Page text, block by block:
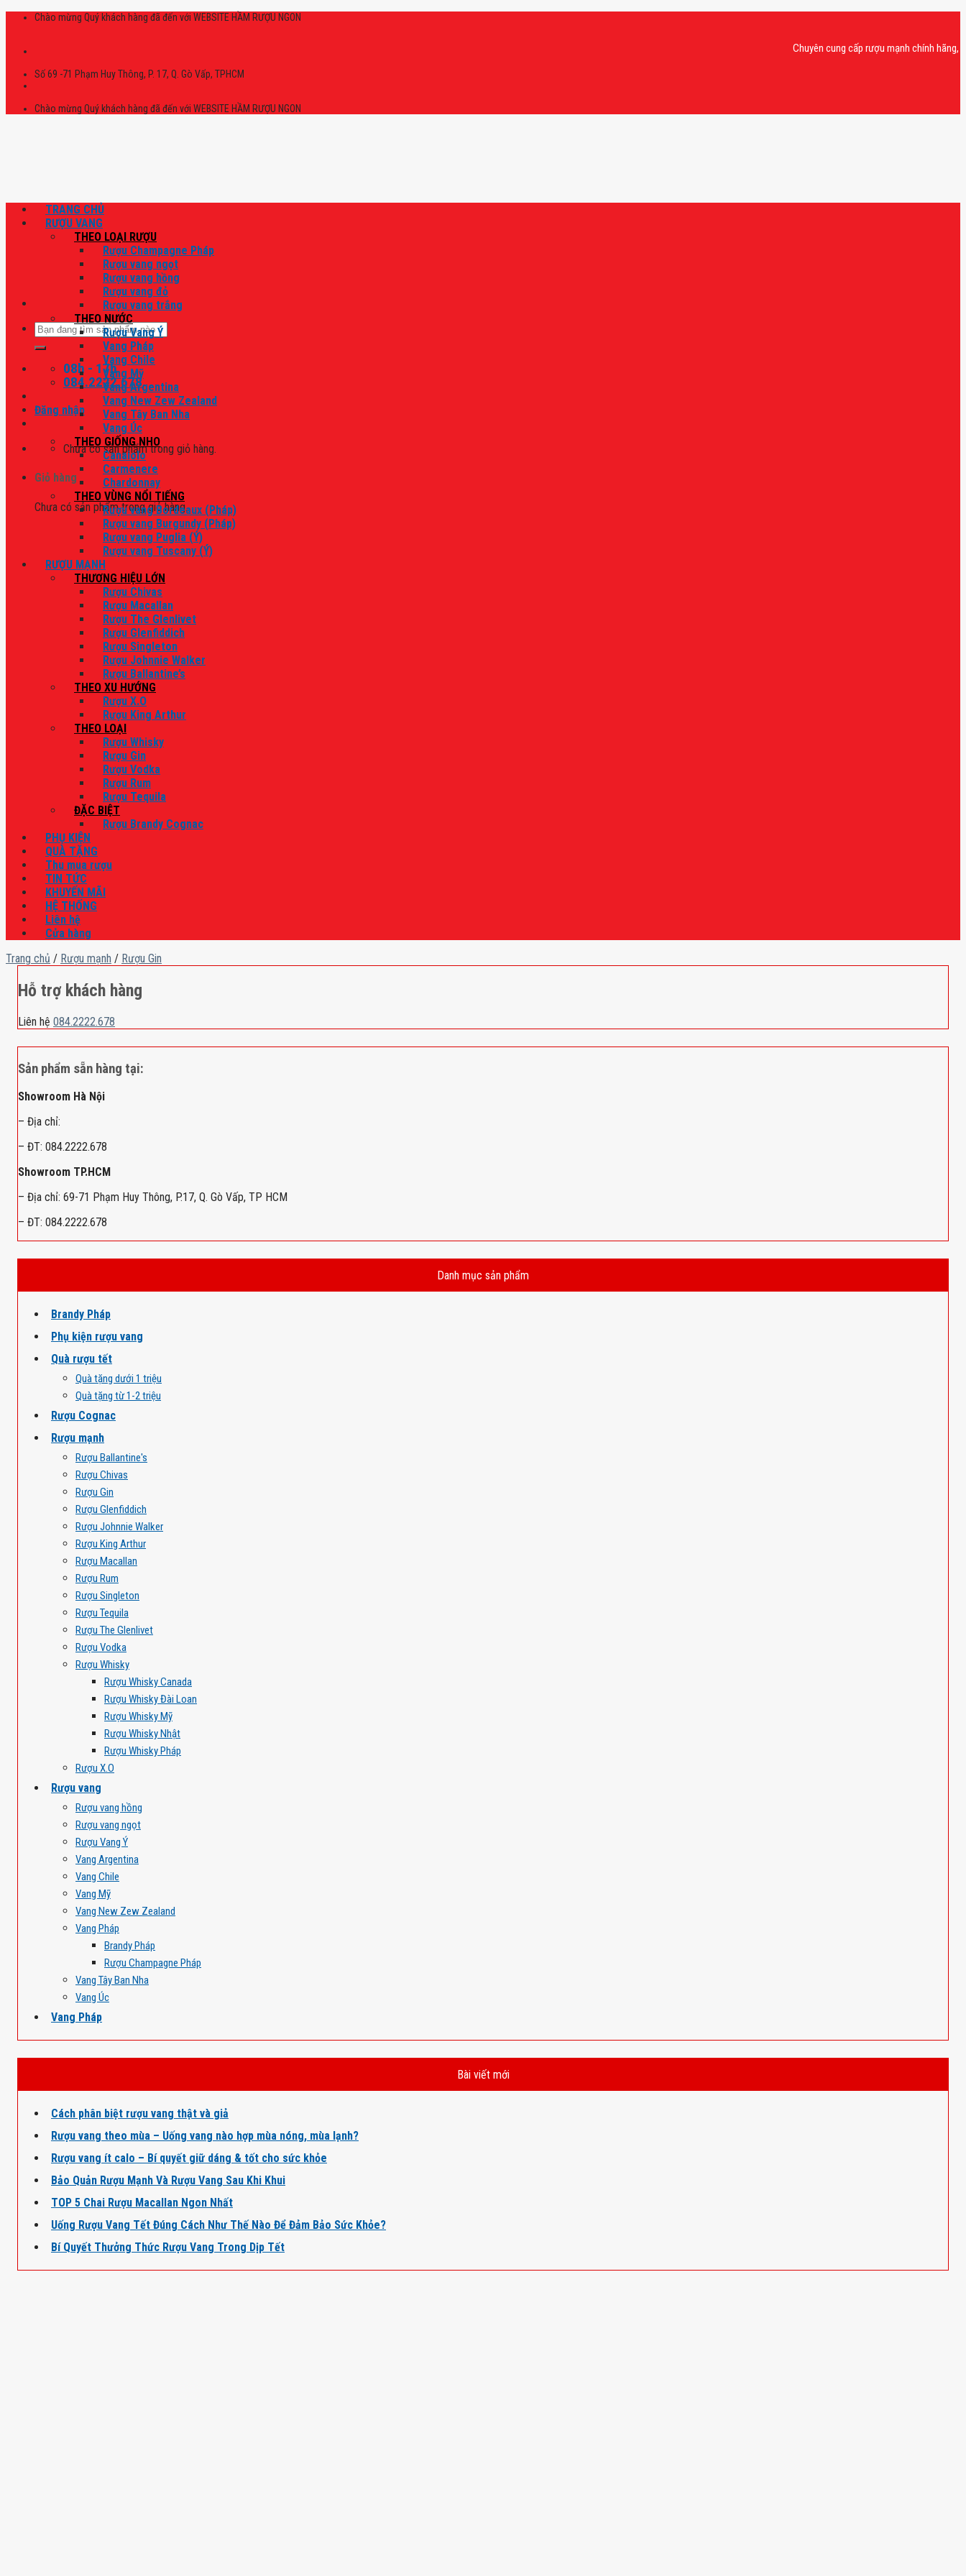
Skip
Chào mừng Quý khách hàng đã đến với WEBSITE HẦM RƯỢU NGON
Chuyên cung cấp rượu mạnh chính hãng, rượu
Số 69 -71 Phạm Huy Thông, P. 17, Q. Gò Vấp, TPHCM
Chào mừng Quý khách hàng đã đến với WEBSITE HẦM RƯỢU NGON
Tìm
kiếm:
08h - 17h
084.2222.678
Đăng nhập
Chưa có sản phẩm trong giỏ hàng.
Giỏ hàng
Chưa có sản phẩm trong giỏ hàng.
TRANG CHỦ
RƯỢU VANG
THEO LOẠI RƯỢU
Rượu Champagne Pháp
Rượu vang ngọt
Rượu vang hồng
Rượu vang đỏ
Rượu vang trắng
THEO NƯỚC
Rượu Vang Ý
Vang Pháp
Vang Chile
Vang Mỹ
Vang Argentina
Vang New Zew Zealand
Vang Tây Ban Nha
Vang Úc
THEO GIỐNG NHO
Canaiolo
Carmenere
Chardonnay
THEO VÙNG NỔI TIẾNG
Rượu vang Bordeaux (Pháp)
Rượu vang Burgundy (Pháp)
Rượu vang Puglia (Ý)
Rượu vang Tuscany (Ý)
RƯỢU MẠNH
THƯƠNG HIỆU LỚN
Rượu Chivas
Rượu Macallan
Rượu The Glenlivet
Rượu Glenfiddich
Rượu Singleton
Rượu Johnnie Walker
Rượu Ballantine’s
THEO XU HƯỚNG
Rượu X.O
Rượu King Arthur
THEO LOẠI
Rượu Whisky
Rượu Gin
Rượu Vodka
Rượu Rum
Rượu Tequila
ĐẶC BIỆT
Rượu Brandy Cognac
PHỤ KIỆN
QUÀ TẶNG
Thu mua rượu
TIN TỨC
KHUYẾN MÃI
HỆ THỐNG
Liên hệ
Cửa hàng
Trang chủ / Rượu mạnh / Rượu Gin
Hỗ trợ khách hàng
Liên hệ 084.2222.678
Sản phẩm sẵn hàng tại:
Showroom Hà Nội
– Địa chỉ:
– ĐT: 084.2222.678
Showroom TP.HCM
– Địa chỉ: 69-71 Phạm Huy Thông, P.17, Q. Gò Vấp, TP HCM
– ĐT: 084.2222.678
Danh mục sản phẩm
Brandy Pháp
Phụ kiện rượu vang
Quà rượu tết
Quà tặng dưới 1 triệu
Quà tặng từ 1-2 triệu
Rượu Cognac
Rượu mạnh
Rượu Ballantine's
Rượu Chivas
Rượu Gin
Rượu Glenfiddich
Rượu Johnnie Walker
Rượu King Arthur
Rượu Macallan
Rượu Rum
Rượu Singleton
Rượu Tequila
Rượu The Glenlivet
Rượu Vodka
Rượu Whisky
Rượu Whisky Canada
Rượu Whisky Đài Loan
Rượu Whisky Mỹ
Rượu Whisky Nhật
Rượu Whisky Pháp
Rượu X.O
Rượu vang
Rượu vang hồng
Rượu vang ngọt
Rượu Vang Ý
Vang Argentina
Vang Chile
Vang Mỹ
Vang New Zew Zealand
Vang Pháp
Brandy Pháp
Rượu Champagne Pháp
Vang Tây Ban Nha
Vang Úc
Vang Pháp
Bài viết mới
Cách phân biệt rượu vang thật và giả
Rượu vang theo mùa – Uống vang nào hợp mùa nóng, mùa lạnh?
Rượu vang ít calo – Bí quyết giữ dáng & tốt cho sức khỏe
Bảo Quản Rượu Mạnh Và Rượu Vang Sau Khi Khui
TOP 5 Chai Rượu Macallan Ngon Nhất
Uống Rượu Vang Tết Đúng Cách Như Thế Nào Để Đảm Bảo Sức Khỏe?
Bí Quyết Thưởng Thức Rượu Vang Trong Dịp Tết